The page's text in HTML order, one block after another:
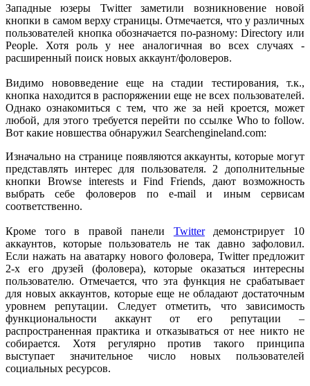
Западные юзеры Twitter заметили возникновение новой
кнопки в самом верху страницы. Отмечается, что у различных
пользователей кнопка обозначается по-разному: Directory или
People. Хотя роль у нее аналогичная во всех случаях -
расширенный поиск новых аккаунт/фоловеров.
Видимо нововведение еще на стадии тестирования, т.к.,
кнопка находится в распоряжении еще не всех пользователей.
Однако ознакомиться с тем, что же за ней кроется, может
любой, для этого требуется перейти по ссылке Who to follow.
Вот какие новшества обнаружил Searchengineland.com:
Изначально на странице появляются аккаунты, которые могут
представлять интерес для пользователя. 2 дополнительные
кнопки Browse interests и Find Friends, дают возможность
выбрать себе фоловеров по e-mail и иным сервисам
соответственно.
Кроме того в правой панели Twitterдемонстрирует 10
аккаунтов, которые пользователь не так давно зафоловил.
Если нажать на аватарку нового фоловера, Twitter предложит
2-х его друзей (фоловера), которые оказаться интересны
пользователю. Отмечается, что эта функция не срабатывает
для новых аккаунтов, которые еще не обладают достаточным
уровнем репутации. Следует отметить, что зависимость
функциональности аккаунт от его репутации –
распространенная практика и отказываться от нее никто не
собирается. Хотя регулярно против такого принципа
выступает значительное число новых пользователей
социальных ресурсов.